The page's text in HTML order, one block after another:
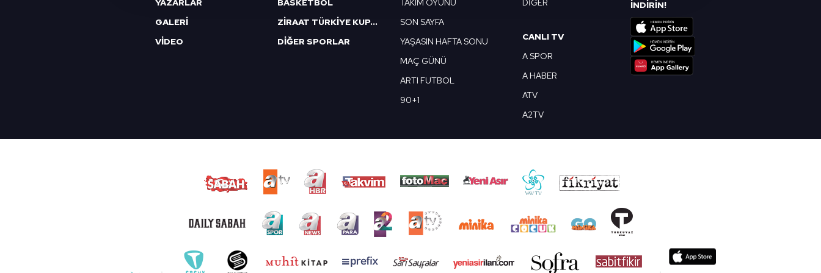
reklam/pazarlama faaliyetlerinin yapılması, amaçlarıyla sınırlı olarak açık rızanız dahilinde kullanılacaktır.
Çerezlere ilişkin tercihlerinizi aşağıda yer alan panel vasıtasıyla belirleyebilirsiniz. Çerezlere ilişkin detaylı bilgi için Ayarlar
ziyaret edebilirsiniz.
mevzuata uygun olarak kullanılan çerezlerle ilgili bilgi almak için lütfen
YAZARLAR
GALERİ
VİDEO
BASKETBOL
ZİRAAT TÜRKİYE KUPASI
DİĞER SPORLAR
TAKIM OYUNU
SON SAYFA
YAŞASIN HAFTA SONU
MAÇ GÜNÜ
ARTI FUTBOL
90+1
DİĞER
CANLI TV
A SPOR
A HABER
ATV
A2TV
İNDİRİN!